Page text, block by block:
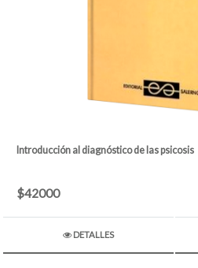
Introducción al diagnóstico de las psicosis
$42000
DETALLES